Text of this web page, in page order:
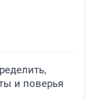
и поверья